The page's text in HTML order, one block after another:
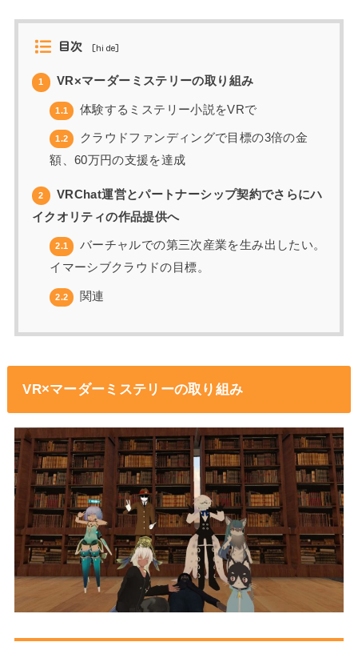
目次 hide
1 VR×マーダーミステリーの取り組み
1.1 体験するミステリー小説をVRで
1.2
クラウドファンディングで目標の3倍の金
額、60万円の支援を達成
2
VRChat運営とパートナーシップ契約でさらにハ
イクオリティの作品提供へ
2.1
バーチャルでの第三次産業を生み出したい。
イマーシブクラウドの目標。
2.2 関連
VR×マーダーミステリーの取り組み